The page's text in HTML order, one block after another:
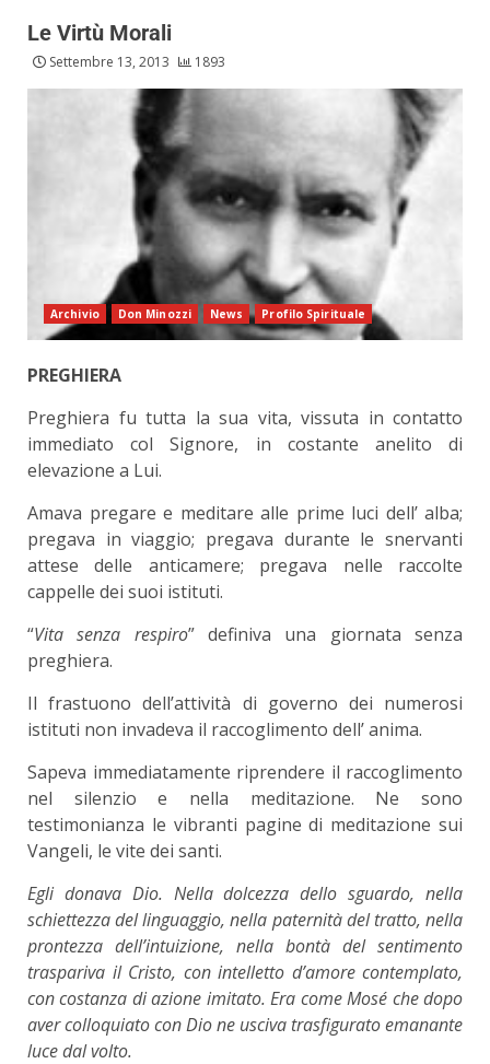
Le Virtù Morali
Settembre 13, 2013 1893
Archivio Don Minozzi News Profilo Spirituale
PREGHIERA
Preghiera fu tutta la sua vita, vissuta in contatto
immediato col Signore, in costante anelito di
elevazione a Lui.
Amava pregare e meditare alle prime luci dell’ alba;
pregava in viaggio; pregava durante le snervanti
attese delle anticamere; pregava nelle raccolte
cappelle dei suoi istituti.
“Vita senza respiro” definiva una giornata senza
preghiera.
Il frastuono dell’attività di governo dei numerosi
istituti non invadeva il raccoglimento dell’ anima.
Sapeva immediatamente riprendere il raccoglimento
nel silenzio e nella meditazione. Ne sono
testimonianza le vibranti pagine di meditazione sui
Vangeli, le vite dei santi.
Egli donava Dio. Nella dolcezza dello sguardo, nella
schiettezza del linguaggio, nella paternità del tratto, nella
prontezza dell’intuizione, nella bontà del sentimento
traspariva il Cristo, con intelletto d’amore contemplato,
con costanza di azione imitato. Era come Mosé che dopo
aver colloquiato con Dio ne usciva trasfigurato emanante
luce dal volto.